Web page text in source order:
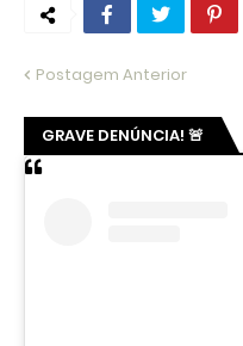
Postagem Anterior
GRAVE DENÚNCIA! 🚨